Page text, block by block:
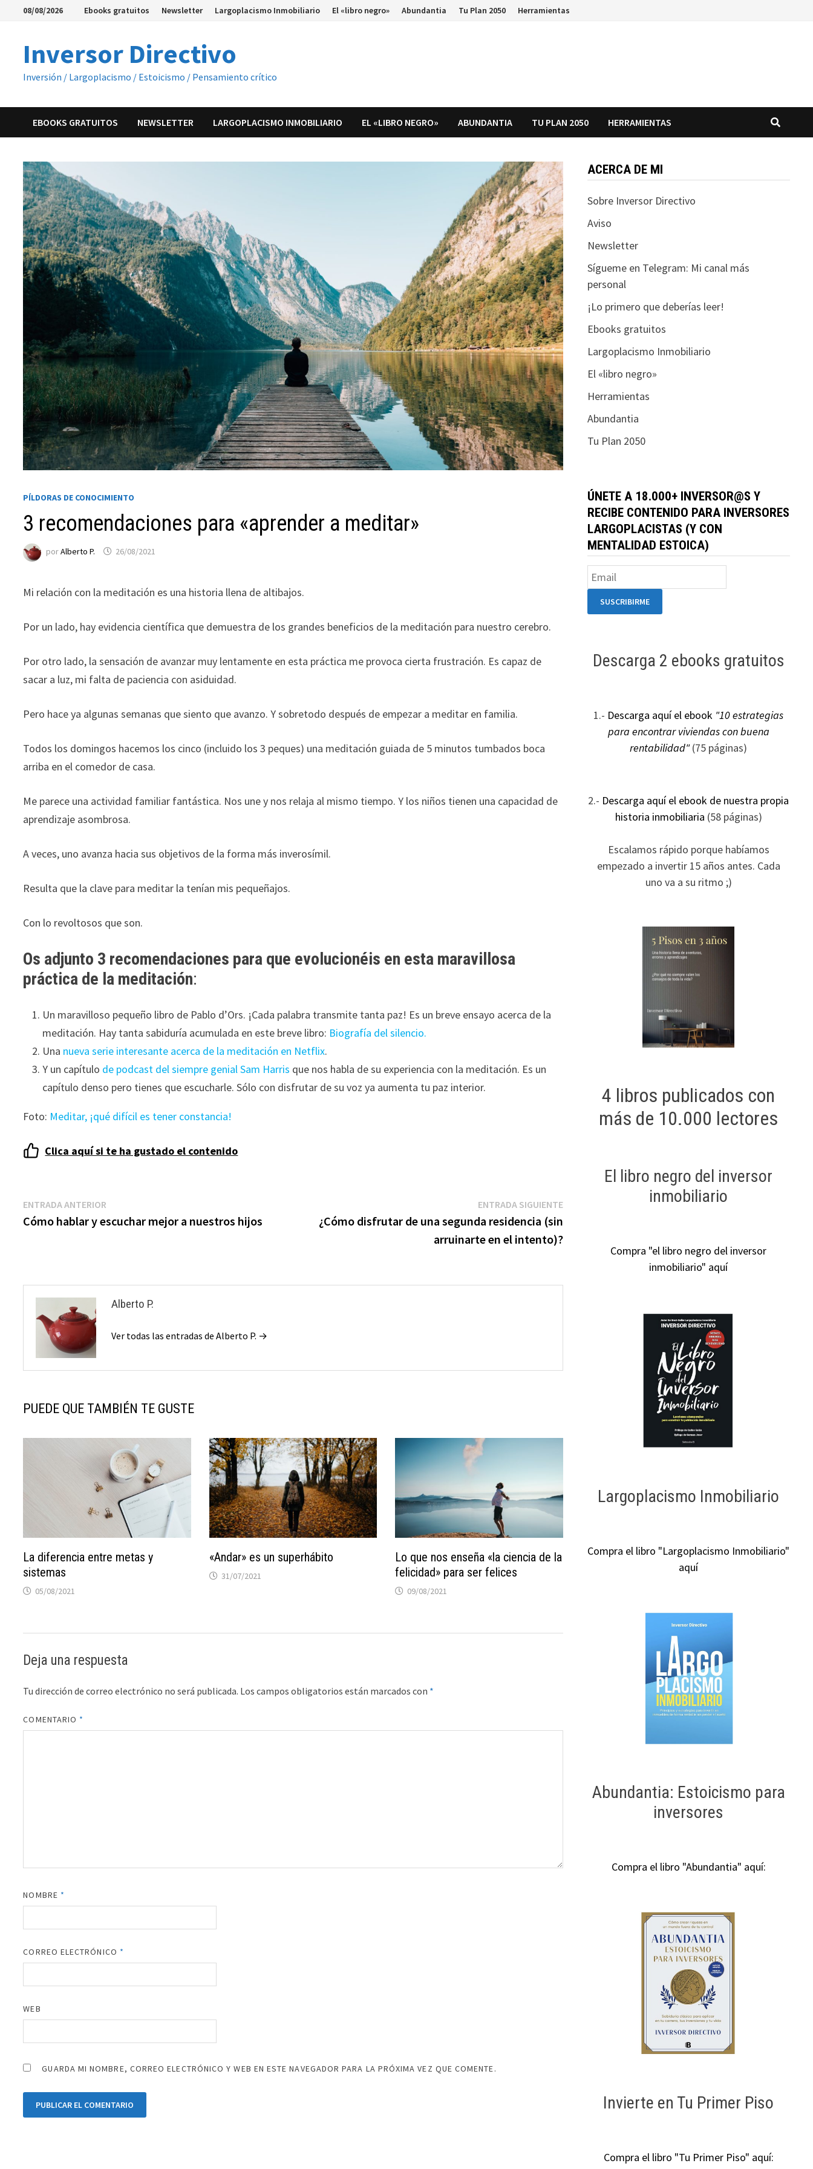
Saltar08/08/2026 Ebooks gratuitos Newsletter Largoplacismo Inmobiliario El «libro negro» Abundantia Tu Plan 2050 Herramientas
Inversor Directivo
Inversión / Largoplacismo / Estoicismo / Pensamiento crítico
EBOOKS GRATUITOS NEWSLETTER LARGOPLACISMO INMOBILIARIO EL «LIBRO NEGRO» ABUNDANTIA TU PLAN 2050 HERRAMIENTAS
PÍLDORAS DE CONOCIMIENTO
3 recomendaciones para «aprender a meditar»
porAlberto P. 26/08/2021
Mi relación con la meditación es una historia llena de altibajos.
Por un lado, hay evidencia científica que demuestra de los grandes beneficios de la meditación para nuestro cerebro.
Por otro lado, la sensación de avanzar muy lentamente en esta práctica me provoca cierta frustración. Es capaz de
sacar a luz, mi falta de paciencia con asiduidad.
Pero hace ya algunas semanas que siento que avanzo. Y sobretodo después de empezar a meditar en familia.
Todos los domingos hacemos los cinco (incluido los 3 peques) una meditación guiada de 5 minutos tumbados boca
arriba en el comedor de casa.
Me parece una actividad familiar fantástica. Nos une y nos relaja al mismo tiempo. Y los niños tienen una capacidad de
aprendizaje asombrosa.
A veces, uno avanza hacia sus objetivos de la forma más inverosímil.
Resulta que la clave para meditar la tenían mis pequeñajos.
Con lo revoltosos que son.
Os adjunto 3 recomendaciones para que evolucionéis en esta maravillosa
práctica de la meditación:
Un maravilloso pequeño libro de Pablo d’Ors. ¡Cada palabra transmite tanta paz! Es un breve ensayo acerca de la
meditación. Hay tanta sabiduría acumulada en este breve libro: Biografía del silencio.
Una nueva serie interesante acerca de la meditación en Netflix.
Y un capítulo de podcast del siempre genial Sam Harris que nos habla de su experiencia con la meditación. Es un
capítulo denso pero tienes que escucharle. Sólo con disfrutar de su voz ya aumenta tu paz interior.
Foto: Meditar, ¡qué difícil es tener constancia!
Clica aquí si te ha gustado el contenido
Navegación
de
ENTRADA ANTERIOR
anterior:
Cómo hablar y escuchar mejor a nuestros hijos
ENTRADA SIGUIENTEEntrada
siguiente:
¿Cómo disfrutar de una segunda residencia (sin
arruinarte en el intento)?
Alberto P.
Ver todas las entradas de Alberto P. →
PUEDE QUE TAMBIÉN TE GUSTE
La diferencia entre metas y
sistemas
05/08/2021
«Andar» es un superhábito
31/07/2021
Lo que nos enseña «la ciencia de la
felicidad» para ser felices
09/08/2021
Deja una respuesta
Tu dirección de correo electrónico no será publicada. Los campos obligatorios están marcados con *
COMENTARIO *
NOMBRE *
CORREO ELECTRÓNICO *
WEB
GUARDA MI NOMBRE, CORREO ELECTRÓNICO Y WEB EN ESTE NAVEGADOR PARA LA PRÓXIMA VEZ QUE COMENTE.
ACERCA DE MI
Sobre Inversor Directivo
Aviso
Newsletter
Sígueme en Telegram: Mi canal más
personal
¡Lo primero que deberías leer!
Ebooks gratuitos
Largoplacismo Inmobiliario
El «libro negro»
Herramientas
Abundantia
Tu Plan 2050
ÚNETE A 18.000+ INVERSOR@S Y
RECIBE CONTENIDO PARA INVERSORES
LARGOPLACISTAS (Y CON
MENTALIDAD ESTOICA)
Descarga 2 ebooks gratuitos
1.- Descarga aquí el ebook "10 estrategias
para encontrar viviendas con buena
rentabilidad"(75 páginas)
2.- Descarga aquí el ebook de nuestra propia
historia inmobiliaria (58 páginas)
Escalamos rápido porque habíamos
empezado a invertir 15 años antes. Cada
uno va a su ritmo ;)
4 libros publicados con
más de 10.000 lectores
El libro negro del inversor
inmobiliario
Compra "el libro negro del inversor
inmobiliario" aquí
Largoplacismo Inmobiliario
Compra el libro "Largoplacismo Inmobiliario"
aquí
Abundantia: Estoicismo para
inversores
Compra el libro "Abundantia" aquí:
Invierte en Tu Primer Piso
Compra el libro "Tu Primer Piso" aquí:
Necesarias
Estas
cookies no
Son
necesarias
para que
funcione la
web.
podamos
funcionalidad
de la web, en
se usa la web.
Experiencia
Para que
funcione lo
mejor posible
durante tu
rechaza estas
algunas
funcionalidades
de la web.
Marketing
Al compartir tus
comportamiento
nuestro sitio,
aumentas la
posibilidad de
ver contenido y
ofertas